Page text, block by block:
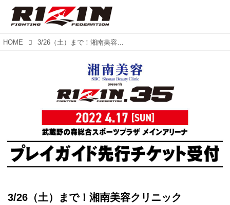
HOME 3/26（土）まで！湘南美容クリニック presents RIZIN.35 プレイガイド先行受付
3/26（土）まで！湘南美容クリニック